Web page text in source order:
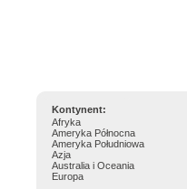
Kontynent:
Afryka
Ameryka Północna
Ameryka Południowa
Azja
Australia i Oceania
Europa